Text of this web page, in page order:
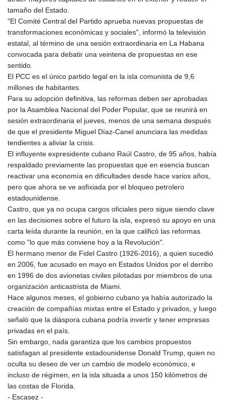
tamaño del Estado.
"El Comité Central del Partido aprueba nuevas propuestas de
transformaciones económicas y sociales", informó la televisión
estatal, al término de una sesión extraordinaria en La Habana
convocada para debatir una veintena de propuestas en ese
sentido.
El PCC es el único partido legal en la isla comunista de 9,6
millones de habitantes.
Para su adopción definitiva, las reformas deben ser aprobadas
por la Asamblea Nacional del Poder Popular, que se reunirá en
sesión extraordinaria el jueves, menos de una semana después
de que el presidente Miguel Díaz-Canel anunciara las medidas
tendientes a aliviar la crisis.
El influyente expresidente cubano Raúl Castro, de 95 años, había
respaldado previamente las propuestas que en esencia buscan
reactivar una economía en dificultades desde hace varios años,
pero que ahora se ve asfixiada por el bloqueo petrolero
estadounidense.
Castro, que ya no ocupa cargos oficiales pero sigue siendo clave
en las decisiones sobre el futuro la isla, expresó su apoyo en una
carta leída durante la reunión, en la que calificó las reformas
como "lo que más conviene hoy a la Revolución".
El hermano menor de Fidel Castro (1926-2016), a quien sucedió
en 2006, fue acusado en mayo en Estados Unidos por el derribo
en 1996 de dos avionetas civiles pilotadas por miembros de una
organización anticastrista de Miami.
Hace algunos meses, el gobierno cubano ya había autorizado la
creación de compañías mixtas entre el Estado y privados, y luego
señaló que la diáspora cubana podría invertir y tener empresas
privadas en el país.
Sin embargo, nada garantiza que los cambios propuestos
satisfagan al presidente estadounidense Donald Trump, quien no
oculta su deseo de ver un cambio de modelo económico, e
incluso de régimen, en la isla situada a unos 150 kilómetros de
las costas de Florida.
- Escasez -